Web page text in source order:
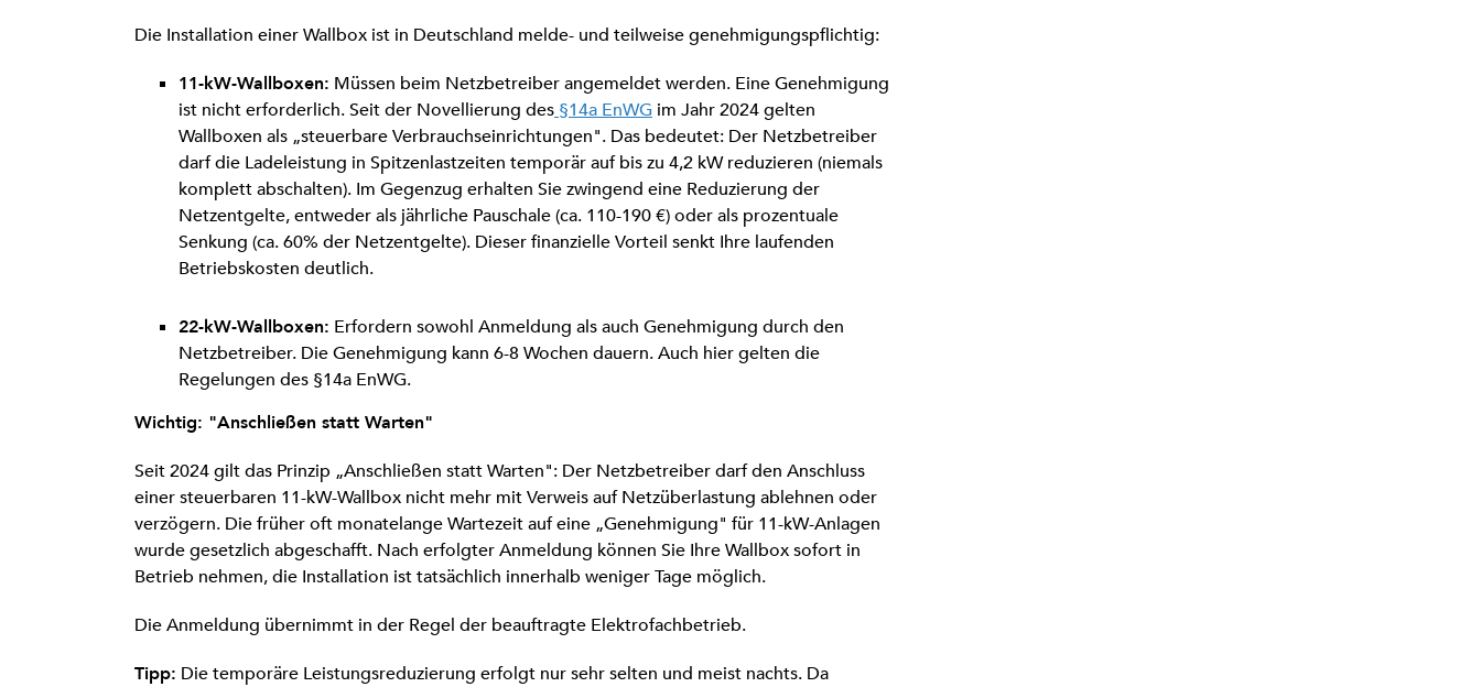
Die Installation einer Wallbox ist in Deutschland melde- und teilweise genehmigungspflichtig:
11-kW-Wallboxen: Müssen beim Netzbetreiber angemeldet werden. Eine Genehmigung
ist nicht erforderlich. Seit der Novellierung des §14a EnWG im Jahr 2024 gelten
Wallboxen als „steuerbare Verbrauchseinrichtungen". Das bedeutet: Der Netzbetreiber
darf die Ladeleistung in Spitzenlastzeiten temporär auf bis zu 4,2 kW reduzieren (niemals
komplett abschalten). Im Gegenzug erhalten Sie zwingend eine Reduzierung der
Netzentgelte, entweder als jährliche Pauschale (ca. 110-190 €) oder als prozentuale
Senkung (ca. 60% der Netzentgelte). Dieser finanzielle Vorteil senkt Ihre laufenden
Betriebskosten deutlich.
22-kW-Wallboxen: Erfordern sowohl Anmeldung als auch Genehmigung durch den
Netzbetreiber. Die Genehmigung kann 6-8 Wochen dauern. Auch hier gelten die
Regelungen des §14a EnWG.
Wichtig: "Anschließen statt Warten"
Seit 2024 gilt das Prinzip „Anschließen statt Warten": Der Netzbetreiber darf den Anschluss
einer steuerbaren 11-kW-Wallbox nicht mehr mit Verweis auf Netzüberlastung ablehnen oder
verzögern. Die früher oft monatelange Wartezeit auf eine „Genehmigung" für 11-kW-Anlagen
wurde gesetzlich abgeschafft. Nach erfolgter Anmeldung können Sie Ihre Wallbox sofort in
Betrieb nehmen, die Installation ist tatsächlich innerhalb weniger Tage möglich.
Die Anmeldung übernimmt in der Regel der beauftragte Elektrofachbetrieb.
Tipp: Die temporäre Leistungsreduzierung erfolgt nur sehr selten und meist nachts. Da